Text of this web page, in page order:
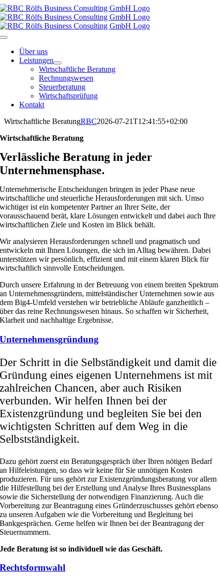
Skip
to
content
Toggle
NavigationÜber uns
Leistungen
Wirtschaftliche Beratung
Rechnungswesen
Steuerberatung
Wirtschaftsprüfung
Kontakt
Wirtschaftliche BeratungRBC2026-07-21T12:41:55+02:00
Wirtschaftliche Beratung
Verlässliche Beratung in jeder
Unternehmensphase.
Unternehmerische Entscheidungen bringen in jeder Phase neue
wirtschaftliche und steuerliche Herausforderungen mit sich. Umso
wichtiger ist ein kompetenter Partner an Ihrer Seite, der
vorausschauend berät, klare Lösungen entwickelt und dabei auch Ihre
wirtschaftlichen Ziele und Kosten im Blick behält.
Wir analysieren Herausforderungen schnell und pragmatisch und
entwickeln mit Ihnen Lösungen, die sich im Alltag bewähren. Dabei
unterstützen wir persönlich, effizient und mit einem klaren Blick für
wirtschaftlich sinnvolle Entscheidungen.
Durch unsere Erfahrung in der Betreuung von einem breiten Spektrum
an Unternehmensgründern, mittelständischer Unternehmen sowie aus
dem Big4-Umfeld verstehen wir betriebliche Abläufe ganzheitlich –
über das reine Rechnungswesen hinaus. So schaffen wir Sicherheit,
Klarheit und nachhaltige Ergebnisse.
Unternehmensgründung
Der Schritt in die Selbständigkeit und damit die
Gründung eines eigenen Unternehmens ist mit
zahlreichen Chancen, aber auch Risiken
verbunden. Wir helfen Ihnen bei der
Existenzgründung und begleiten Sie bei den
wichtigsten Schritten auf dem Weg in die
Selbstständigkeit.
Dazu gehört zuerst ein Beratungsgespräch über Ihren nötigen Bedarf
an Hilfeleistungen, so dass wir keine für Sie unnötigen Kosten
produzieren. Für uns gehört zur Existenzgründungsberatung vor allem
die Hilfestellung bei der Erstellung und Analyse Ihres Businessplans
sowie die Sicherstellung der notwendigen Finanzierung. Auch die
Vorbereitung zur Beantragung eines Gründerzuschusses gehört ebenso
zu unseren Aufgaben wie die Vorbereitung und Begleitung bei
Bankgesprächen. Gerne helfen wir Ihnen bei der Beantragung der
Steuernummern.
Jede Beratung ist so individuell wie das Geschäft.
Rechtsformwahl